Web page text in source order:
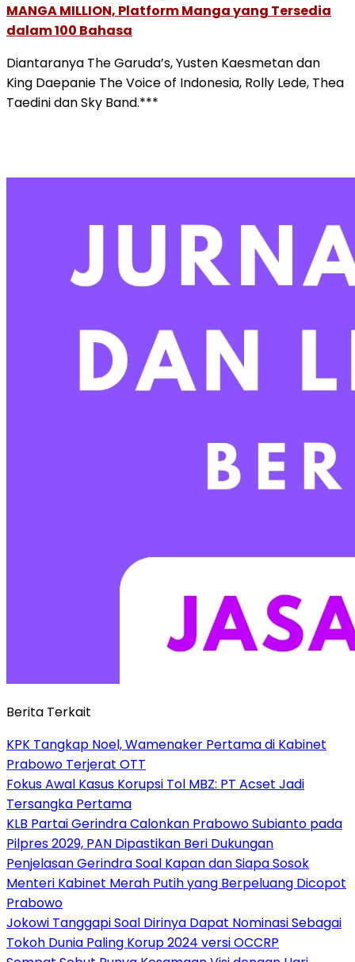
MANGA MILLION, Platform Manga yang Tersedia
dalam 100 Bahasa
Diantaranya The Garuda’s, Yusten Kaesmetan dan
King Daepanie The Voice of Indonesia, Rolly Lede, Thea
Taedini dan Sky Band.***
Berita Terkait
KPK Tangkap Noel, Wamenaker Pertama di Kabinet
Prabowo Terjerat OTT
Fokus Awal Kasus Korupsi Tol MBZ: PT Acset Jadi
Tersangka Pertama
KLB Partai Gerindra Calonkan Prabowo Subianto pada
Pilpres 2029, PAN Dipastikan Beri Dukungan
Penjelasan Gerindra Soal Kapan dan Siapa Sosok
Menteri Kabinet Merah Putih yang Berpeluang Dicopot
Prabowo
Jokowi Tanggapi Soal Dirinya Dapat Nominasi Sebagai
Tokoh Dunia Paling Korup 2024 versi OCCRP